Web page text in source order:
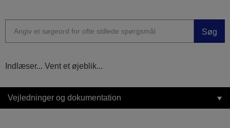
Søg
Indlæser... Vent et øjeblik...
Vejledninger og dokumentation